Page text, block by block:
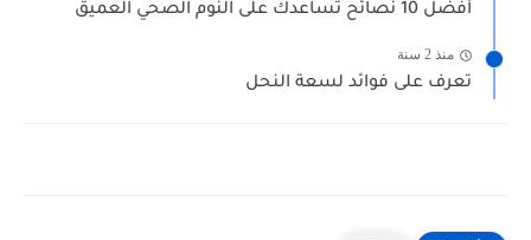
أفضل 10 نصائح تساعدك على النوم الصحي العميق
منذ 2 سنة
تعرف على فوائد لسعة النحل